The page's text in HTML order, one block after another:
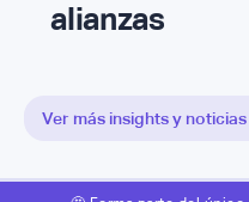
alianzas
Ver más insights y noticias